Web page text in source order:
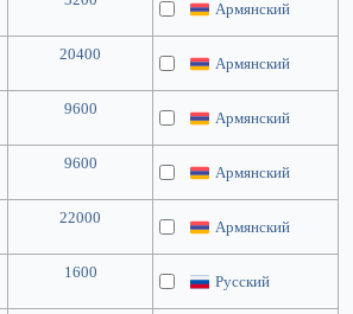
Армянский
20400 Армянский
9600 Армянский
9600 Армянский
22000 Армянский
1600 Русский